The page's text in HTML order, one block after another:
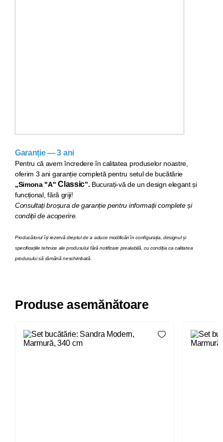
Garanție — 3 ani
Pentru că avem încredere în calitatea produselor noastre,
oferim 3 ani garanție completă pentru setul de bucătărie
„Simona "A" Classic”. Bucurați-vă de un design elegant și
funcțional, fără griji!
Consultați broșura de garanție pentru informații complete și
condiții de acoperire.
Producătorul își rezervă dreptul de a aduce modificări în configurația, designul și
specificațiile tehnice ale produsului fără notificare prealabilă, cu condiția ca calitatea
produsului să rămână neschimbată.
Produse asemănătoare